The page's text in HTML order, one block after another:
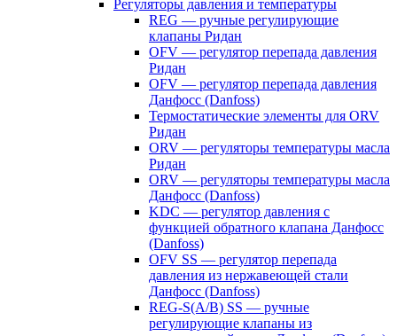
Регуляторы давления и температуры
REG — ручные регулирующие
клапаны Ридан
OFV — регулятор перепада давления
Ридан
OFV — регулятор перепада давления
Данфосс (Danfoss)
Термостатические элементы для ORV
Ридан
ORV — регуляторы температуры масла
Ридан
ORV — регуляторы температуры масла
Данфосс (Danfoss)
KDC — регулятор давления с
функцией обратного клапана Данфосс
(Danfoss)
OFV SS — регулятор перепада
давления из нержавеющей стали
Данфосс (Danfoss)
REG-S(A/B) SS — ручные
регулирующие клапаны из